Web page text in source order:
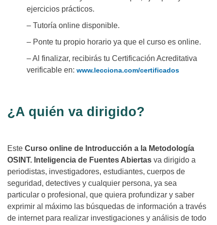
ejercicios prácticos.
– Tutoría online disponible.
– Ponte tu propio horario ya que el curso es online.
– Al finalizar, recibirás tu Certificación Acreditativa
verificable en: www.lecciona.com/certificados
¿A quién va dirigido?
Este Curso online de Introducción a la Metodología
OSINT. Inteligencia de Fuentes Abiertas va dirigido a
periodistas, investigadores, estudiantes, cuerpos de
seguridad, detectives y cualquier persona, ya sea
particular o profesional, que quiera profundizar y saber
exprimir al máximo las búsquedas de información a través
de internet para realizar investigaciones y análisis de todo